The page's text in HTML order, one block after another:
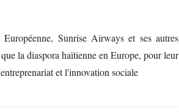
Sunrise Airways et ses autres
la diaspora haïtienne en Europe, pour leur
et l'innovation sociale